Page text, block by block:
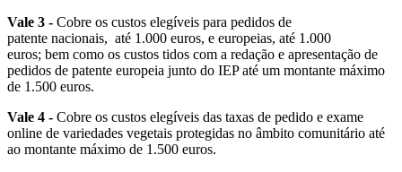
Vale 3 - Cobre os custos elegíveis para pedidos de
patente nacionais, até 1.000 euros, e europeias, até 1.000
euros; bem como os custos tidos com a redação e apresentação de
pedidos de patente europeia junto do IEP até um montante máximo
de 1.500 euros.
Vale 4 - Cobre os custos elegíveis das taxas de pedido e exame
online de variedades vegetais protegidas no âmbito comunitário até
ao montante máximo de 1.500 euros.